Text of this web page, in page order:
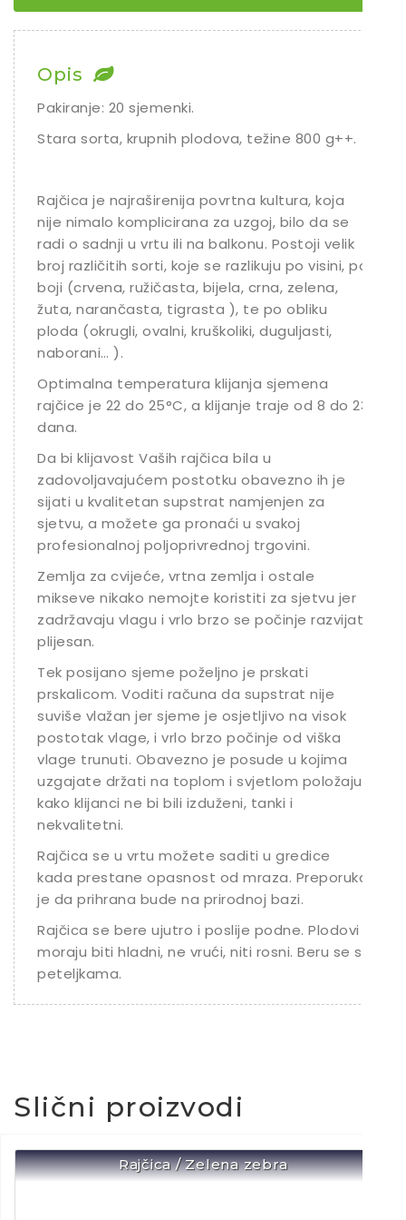
Opis
Pakiranje: 20 sjemenki.
Stara sorta, krupnih plodova, težine 800 g++.
Rajčica je najraširenija povrtna kultura, koja
nije nimalo komplicirana za uzgoj, bilo da se
radi o sadnji u vrtu ili na balkonu. Postoji velik
broj različitih sorti, koje se razlikuju po visini, po
boji (crvena, ružičasta, bijela, crna, zelena,
žuta, narančasta, tigrasta ), te po obliku
ploda (okrugli, ovalni, kruškoliki, duguljasti,
naborani… ).
Optimalna temperatura klijanja sjemena
rajčice je 22 do 25°C, a klijanje traje od 8 do 23
dana.
Da bi klijavost Vaših rajčica bila u
zadovoljavajućem postotku obavezno ih je
sijati u kvalitetan supstrat namjenjen za
sjetvu, a možete ga pronaći u svakoj
profesionalnoj poljoprivrednoj trgovini.
Zemlja za cvijeće, vrtna zemlja i ostale
mikseve nikako nemojte koristiti za sjetvu jer
zadržavaju vlagu i vrlo brzo se počinje razvijati
plijesan.
Tek posijano sjeme poželjno je prskati
prskalicom. Voditi računa da supstrat nije
suviše vlažan jer sjeme je osjetljivo na visok
postotak vlage, i vrlo brzo počinje od viška
vlage trunuti. Obavezno je posude u kojima
uzgajate držati na toplom i svjetlom položaju
kako klijanci ne bi bili izduženi, tanki i
nekvalitetni.
Rajčica se u vrtu možete saditi u gredice
kada prestane opasnost od mraza. Preporuka
je da prihrana bude na prirodnoj bazi.
Rajčica se bere ujutro i poslije podne. Plodovi
moraju biti hladni, ne vrući, niti rosni. Beru se s
peteljkama.
Slični proizvodi
Rajčica / Zelena zebra